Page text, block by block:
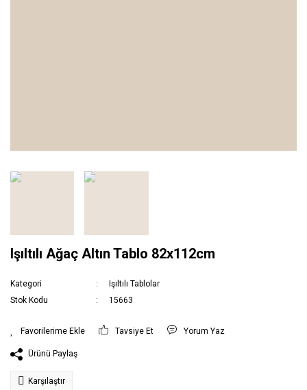
Işıltılı Ağaç Altın Tablo 82x112cm
Kategori
Işıltılı Tablolar
Stok Kodu
15663
Tavsiye Et Yorum Yaz
Ürünü Paylaş
Karşılaştır